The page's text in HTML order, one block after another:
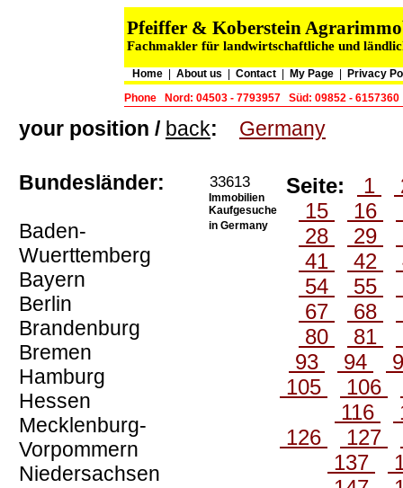
Pfeiffer & Koberstein
Fachmakler für landwirtschaftliche und
Home About us Contact My Page
Privacy
Phone
Nord: 04503 - 7793957 Süd: 09852 - 6157360
your position / back: Germany
Bundesländer:
Baden-
Wuerttemberg
Bayern
Berlin
Brandenburg
Bremen
Hamburg
Hessen
Mecklenburg-
Vorpommern
Niedersachsen
33613
Immobilien
Kaufgesuche
in Germany
Seite: 1
15
16
28
29
41
42
54
55
67
68
80
81
93
94
105
106
116
126
127
137